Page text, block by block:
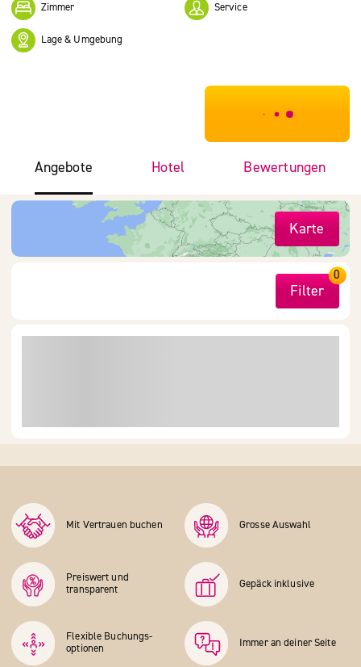
Zimmer Service
Lage & Umgebung
***************
Angebote Hotel Bewertungen
Karte
Filter
0
Mit Vertrauen buchen Grosse Auswahl
Preiswert und
transparent
Gepäck inklusive
Flexible Buchungs­
optionen
Immer an deiner Seite